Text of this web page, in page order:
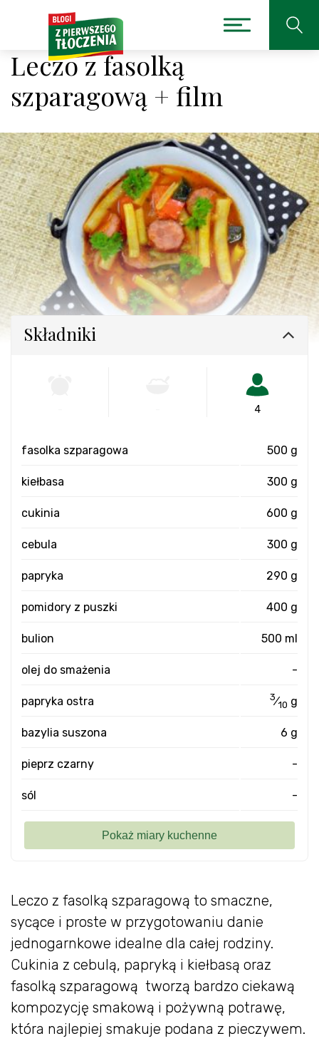
Leczo z fasolką
szparagową + film
Leczo z fasolką szparagową to smaczne,
sycące i proste w przygotowaniu danie
jednogarnkowe idealne dla całej rodziny.
Cukinia z cebulą, papryką i kiełbasą oraz
fasolką szparagową tworzą bardzo ciekawą
kompozycję smakową i pożywną potrawę,
która najlepiej smakuje podana z pieczywem.
Składniki
4
fasolka szparagowa 500 g
kiełbasa 300 g
cukinia 600 g
cebula 300 g
papryka 290 g
pomidory z puszki 400 g
bulion 500 ml
olej do smażenia -
papryka ostra 3⁄10 g
bazylia suszona 6 g
pieprz czarny -
sól -